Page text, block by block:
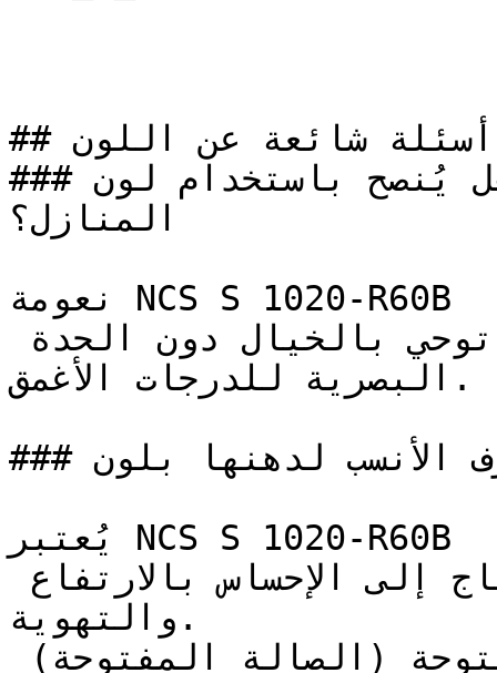
## أسئلة شائعة عن اللون
### هل يُنصح باستخدام لون NCS S 1020-R60B لطلاء
المنازل؟
نعومة NCS S 1020-R60B تجعل اللون البنفسجي محبباً
البصرية للدرجات الأغمق.
### ما هي الغرف الأنسب لدهنها بلون NCS S 1020-R60B؟
يُعتبر NCS S 1020-R60B ممتازاً للأسقف والأجزاء العلوية
والتهوية.